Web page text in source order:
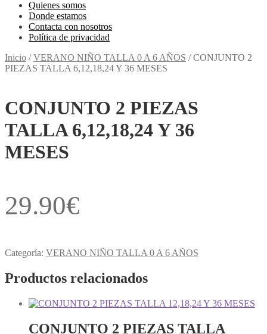
Quienes somos
Donde estamos
Contacta con nosotros
Política de privacidad
Inicio /VERANO NIÑO TALLA 0 A 6 AÑOS /CONJUNTO 2
PIEZAS TALLA 6,12,18,24 Y 36 MESES
CONJUNTO 2 PIEZAS
TALLA 6,12,18,24 Y 36
MESES
29.90€
Categoría: VERANO NIÑO TALLA 0 A 6 AÑOS
Productos relacionados
CONJUNTO 2 PIEZAS TALLA